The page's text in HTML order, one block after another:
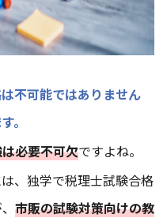
不可能ではありません
。
必要不可欠ですよね。
、独学で税理士試験合格
市販の試験対策向けの教